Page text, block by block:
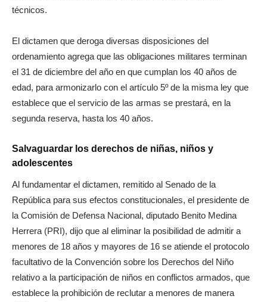
técnicos.
El dictamen que deroga diversas disposiciones del
ordenamiento agrega que las obligaciones militares terminan
el 31 de diciembre del año en que cumplan los 40 años de
edad, para armonizarlo con el artículo 5º de la misma ley que
establece que el servicio de las armas se prestará, en la
segunda reserva, hasta los 40 años.
Salvaguardar los derechos de niñas, niños y
adolescentes
Al fundamentar el dictamen, remitido al Senado de la
República para sus efectos constitucionales, el presidente de
la Comisión de Defensa Nacional, diputado Benito Medina
Herrera (PRI), dijo que al eliminar la posibilidad de admitir a
menores de 18 años y mayores de 16 se atiende el protocolo
facultativo de la Convención sobre los Derechos del Niño
relativo a la participación de niños en conflictos armados, que
establece la prohibición de reclutar a menores de manera